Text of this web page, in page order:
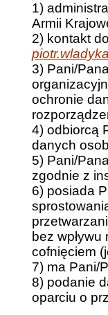
1)
Armii
2) kontakt
3) Pani/
ochronie
4) odbiorcą
danych
5) Pani/
zgodnie z
6) posiada
bez
cofnięciem
7) ma Pani/
8) podanie
oparciu o